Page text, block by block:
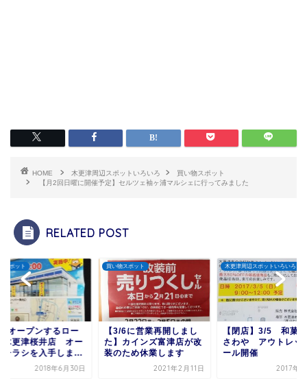
HOME 木更津周辺スポットいろいろ
買い物スポット
【月2回日曜に開催予定】セルツェ袖ヶ浦マルシェに行ってみました
RELATED POST
スポット
6に営業再開しまし
カインズ富津店が改
ため休業します
2021年2月11日
木更津周辺スポットいろいろ
【閉店】3/5 和菓子の
さわや アウトレットセ
ール開催
2017年3月4日
木更津周辺スポットいろいろ
【おふろでリラック
袖ヶ浦駅前のお風呂
ん湯舞音に行ってき